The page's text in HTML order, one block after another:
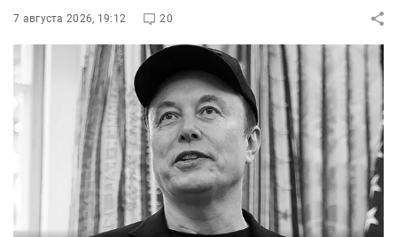
7 августа 2026, 19:12 20